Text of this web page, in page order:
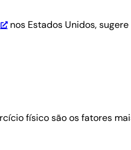
nos Estados Unidos,
físico são os fatores